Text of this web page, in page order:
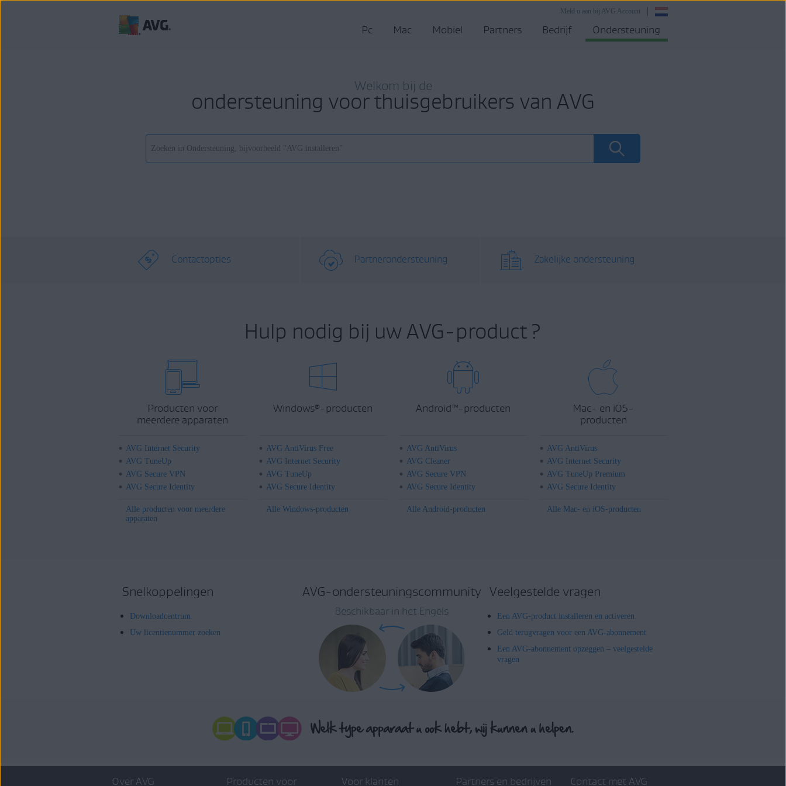
Meld u aan bij AVG Account
Pc Mac Mobiel Partners Bedrijf Ondersteuning
Welkom bij de
ondersteuning voor thuisgebruikers van AVG
Contactopties Partnerondersteuning Zakelijke ondersteuning
Hulp nodig bij uw AVG-product ?
Producten voor
meerdere apparaten
AVG Internet Security
AVG TuneUp
AVG Secure VPN
AVG Secure Identity
Alle producten voor meerdere
apparaten
Windows® -producten
AVG AntiVirus Free
AVG Internet Security
AVG TuneUp
AVG Secure Identity
Alle Windows-producten
Android™-producten
AVG AntiVirus
AVG Cleaner
AVG Secure VPN
AVG Secure Identity
Alle Android-producten
Mac- en iOS-
producten
AVG AntiVirus
AVG Internet Security
AVG TuneUp Premium
AVG Secure Identity
Alle Mac- en iOS-producten
Snelkoppelingen
Downloadcentrum
Uw licentienummer zoeken
AVG-ondersteuningscommunity
Beschikbaar in het Engels
Veelgestelde vragen
Een AVG-product installeren en activeren
Geld terugvragen voor een AVG-abonnement
Een AVG-abonnement opzeggen – veelgestelde
vragen
Over AVG Producten voor Voor klanten Partners en bedrijven Contact met AVG